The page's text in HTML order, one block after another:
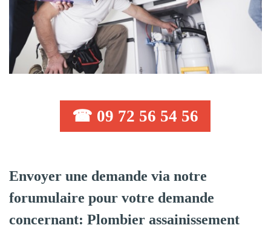
☎ 09 72 56 54 56
Envoyer une demande via notre
forumulaire pour votre demande
concernant: Plombier assainissement